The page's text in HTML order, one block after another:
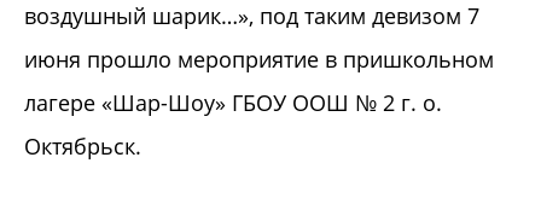
воздушный шарик…», под таким девизом 7
июня прошло мероприятие в пришкольном
лагере «Шар-Шоу» ГБОУ ООШ № 2 г. о.
Октябрьск.